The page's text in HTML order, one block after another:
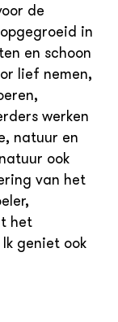
de
in
en schoon
lief nemen,
werken
natuur en
ook
van het
het
geniet ook